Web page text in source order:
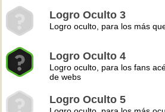
Logro Oculto 3
Logro oculto, para los más
Logro Oculto 4
Logro oculto, para los fans
de webs
Logro Oculto 5